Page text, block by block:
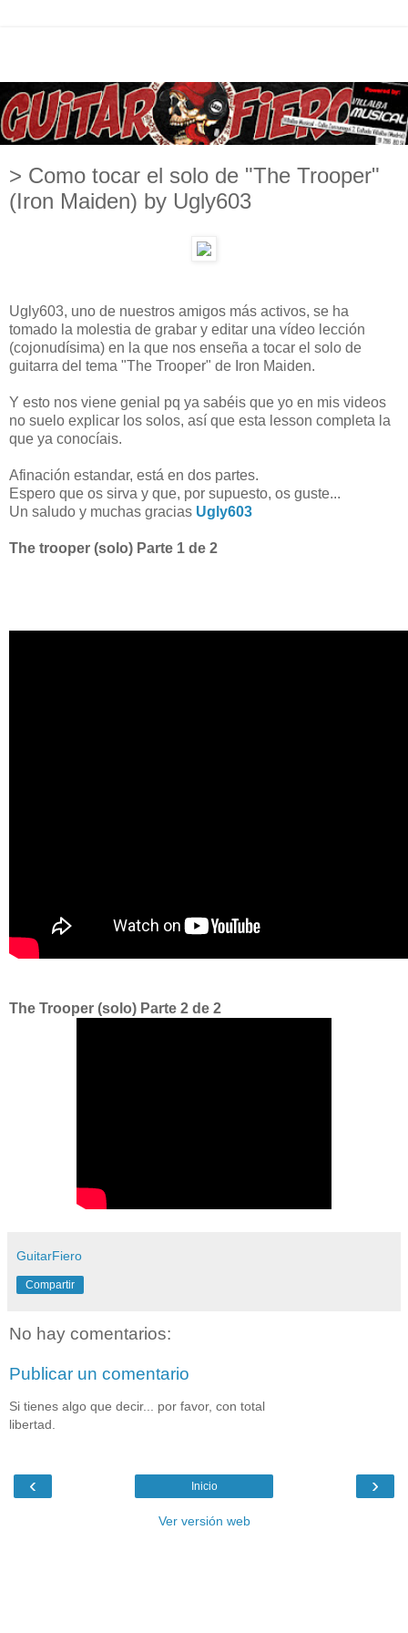
> Como tocar el solo de "The Trooper"
(Iron Maiden) by Ugly603
Ugly603, uno de nuestros amigos más activos, se ha
tomado la molestia de grabar y editar una vídeo lección
(cojonudísima) en la que nos enseña a tocar el solo de
guitarra del tema "The Trooper" de Iron Maiden.
Y esto nos viene genial pq ya sabéis que yo en mis videos
no suelo explicar los solos, así que esta lesson completa la
que ya conocíais.
Afinación estandar, está en dos partes.
Espero que os sirva y que, por supuesto, os guste...
Un saludo y muchas gracias Ugly603
The trooper (solo) Parte 1 de 2
The Trooper (solo) Parte 2 de 2
GuitarFiero
Compartir
No hay comentarios:
Publicar un comentario
Si tienes algo que decir... por favor, con total
libertad.
‹ ›
Inicio
Ver versión web